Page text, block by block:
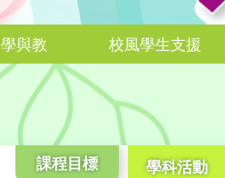
學與教 校風學生支援
課程目標 學科活動